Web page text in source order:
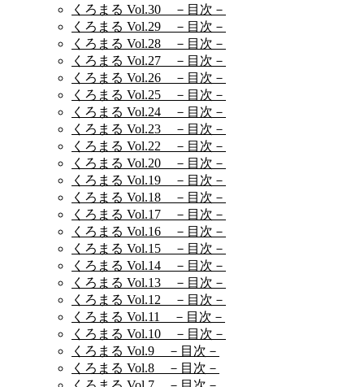
くろまる Vol.30 －目次－
くろまる Vol.29 －目次－
くろまる Vol.28 －目次－
くろまる Vol.27 －目次－
くろまる Vol.26 －目次－
くろまる Vol.25 －目次－
くろまる Vol.24 －目次－
くろまる Vol.23 －目次－
くろまる Vol.22 －目次－
くろまる Vol.20 －目次－
くろまる Vol.19 －目次－
くろまる Vol.18 －目次－
くろまる Vol.17 －目次－
くろまる Vol.16 －目次－
くろまる Vol.15 －目次－
くろまる Vol.14 －目次－
くろまる Vol.13 －目次－
くろまる Vol.12 －目次－
くろまる Vol.11 －目次－
くろまる Vol.10 －目次－
くろまる Vol.9 －目次－
くろまる Vol.8 －目次－